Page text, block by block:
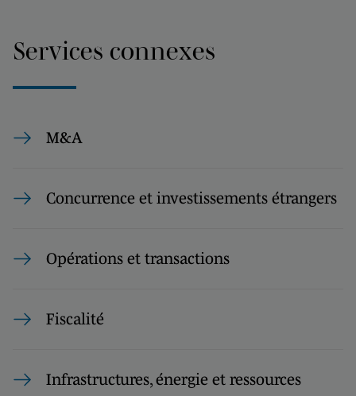
Services connexes
M&A
Concurrence et investissements étrangers
Opérations et transactions
Fiscalité
Infrastructures, énergie et ressources